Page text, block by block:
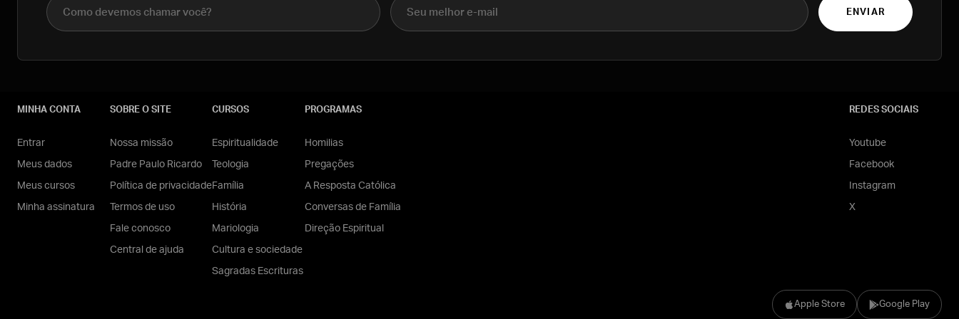
ENVIAR
Apple Store Google Play
MINHA CONTA
Entrar
Meus dados
Meus cursos
Minha assinatura
SOBRE O SITE
Nossa missão
Padre Paulo Ricardo
Política de privacidade
Termos de uso
Fale conosco
Central de ajuda
CURSOS
Espiritualidade
Teologia
Família
História
Mariologia
Cultura e sociedade
Sagradas Escrituras
PROGRAMAS
Homilias
Pregações
A Resposta Católica
Conversas de Família
Direção Espiritual
REDES SOCIAIS
Youtube
Facebook
Instagram
X